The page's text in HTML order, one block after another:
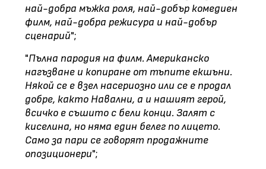
най-добра мъжка роля, най-добър комедиен
филм, най-добра режисура и най-добър
сценарий";
"Пълна пародия на филм. Американско
нагъзване и копиране от тъпите екшъни.
Някой се е взел насериозно или се е продал
добре, както Навални, а и нашият герой,
всичко е съшито с бели конци. Залят с
киселина, но няма един белег по лицето.
Само за пари се говорят продажните
опозиционери";